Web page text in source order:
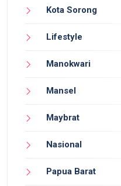
Kota Sorong
Lifestyle
Manokwari
Mansel
Maybrat
Nasional
Papua Barat